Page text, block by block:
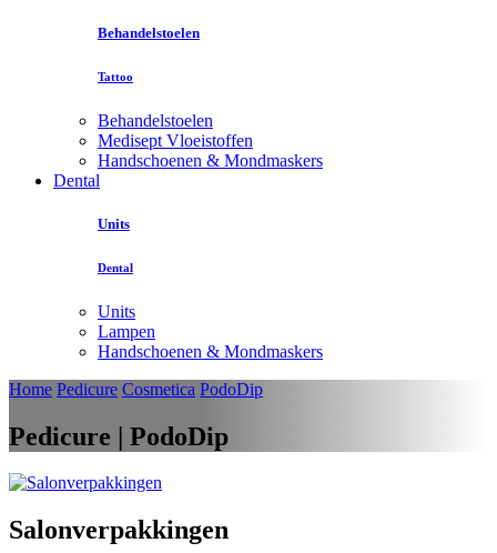
Behandelstoelen
Tattoo
Behandelstoelen
Medisept Vloeistoffen
Handschoenen & Mondmaskers
Dental
Units
Dental
Units
Lampen
Handschoenen & Mondmaskers
Home Pedicure Cosmetica PodoDip
Pedicure | PodoDip
Salonverpakkingen